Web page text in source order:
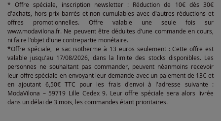
* Offre spéciale, inscription newsletter : Réduction de 10€ dès 30€
d'achats, hors prix barrés et non cumulables avec d'autres réductions et
offres promotionnelles. Offre valable une seule fois sur
www.modavilona.fr. Ne peuvent être déduites d'une commande en cours,
ni faire l'objet d'une contrepartie monétaire.
*Offre spéciale, le sac isotherme à 13 euros seulement : Cette offre est
valable jusqu'au 17/08/2026, dans la limite des stocks disponibles. Les
personnes ne souhaitant pas commander, peuvent néanmoins recevoir
leur offre spéciale en envoyant leur demande avec un paiement de 13€ et
en ajoutant 6,50€ TTC pour les frais d'envoi à l'adresse suivante :
ModaVilona – 59719 Lille Cedex 9. Leur offre spéciale sera alors livrée
dans un délai de 3 mois, les commandes étant prioritaires.